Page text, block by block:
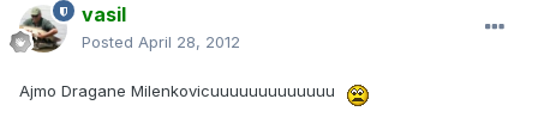
vasil
Posted April 28, 2012
Ajmo Dragane Milenkovicuuuuuuuuuuuuu